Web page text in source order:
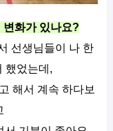
변화가 있나요?
선생님들이 나 한
했었는데,
해서 계속 하다보